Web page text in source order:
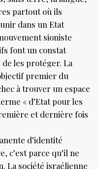
partout où ils
dans un Etat
sioniste
font un constat
de les protéger. La
premier du
à trouver un espace
« d’Etat pour les
et dernière fois
d’identité
c’est parce qu’il ne
La société israélienne